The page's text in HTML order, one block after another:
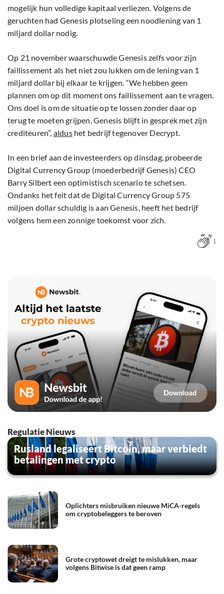
mogelijk hun volledige kapitaal verliezen. Volgens de
geruchten had Genesis plotseling een noodlening van 1
miljard dollar nodig.
Op 21 november waarschuwde Genesis zelfs voor zijn
faillissement als het niet zou lukken om de lening van 1
miljard dollar bij elkaar te krijgen. “We hebben geen
plannen om op dit moment ons faillissement aan te vragen.
Ons doel is om de situatie op te lossen zonder daar op
terug te moeten grijpen. Genesis blijft in gesprek met zijn
crediteuren”, aldushet bedrijf tegenover Decrypt.
In een brief aan de investeerders op dinsdag, probeerde
Digital Currency Group (moederbedrijf Genesis) CEO
Barry Silbert een optimistisch scenario te schetsen.
Ondanks het feit dat de Digital Currency Group 575
miljoen dollar schuldig is aan Genesis, heeft het bedrijf
volgens hem een zonnige toekomst voor zich.
1
Regulatie Nieuws
Rusland legaliseert Bitcoin, maar verbiedt
betalingen met crypto
Oplichters misbruiken nieuwe MiCA-regels
om cryptobeleggers te beroven
Grote cryptowet dreigt te mislukken, maar
volgens Bitwise is dat geen ramp